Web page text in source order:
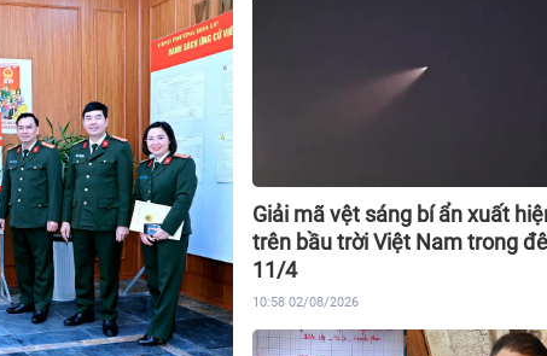
Giải mã vệt sáng bí ẩn xuất
trên bầu trời Việt Nam trong
11/4
10:58 02/08/2026